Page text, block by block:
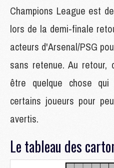
Champions League est
lors de la demi-finale
acteurs d'Arsenal/PSG
sans retenue. Au retour,
être quelque chose
certains joueurs pour
avertis.
Le tableau des